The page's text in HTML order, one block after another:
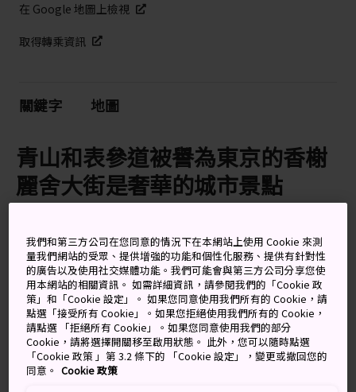
在 Google 地圖上檢視
取得轉乘資訊
關鍵字 地圖
青山和表參道被譽為東京的香榭
麗舍大街是奢華的城市景點
表參道和青山就是為有品味的成年人提供更舒適的購物氣
氛。這裡坐落著數不勝數的高端時裝精品店、開創新的設
計公司，並且還可能體驗到全日本最時尚的咖啡館文化。
當你遊覽這座時尚之都時，可能會意識不到時間的流逝，
並且也會在不知不覺中「掏空」自己的錢包。
我們和第三方公司在您同意的情況下在本網站上使用 Cookie 來測
量我們網站的受眾、提供增強的功能和個性化服務、提供有針對性
的廣告以及使用社交媒體功能。我們可能會與第三方公司分享您使
用本網站的相關資訊。 如需詳細資訊，請參閱我們的「Cookie 政
策」和「Cookie 設定」。 如果您同意使用我們所有的 Cookie，請
點選「接受所有 Cookie」。如果您拒絕使用我們所有的 Cookie，
請點選 「拒絕所有 Cookie」。如果您同意使用我們的部分
Cookie，請將選擇開關移至啟用狀態。 此外，您可以隨時點選
「Cookie 政策 」第 3.2 條下的 「Cookie 設定」，變更或撤回您的
同意。 Cookie 政策